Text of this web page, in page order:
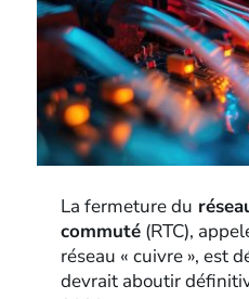
La fermeture du
commuté (RTC),
réseau « cuivre », est
devrait aboutir